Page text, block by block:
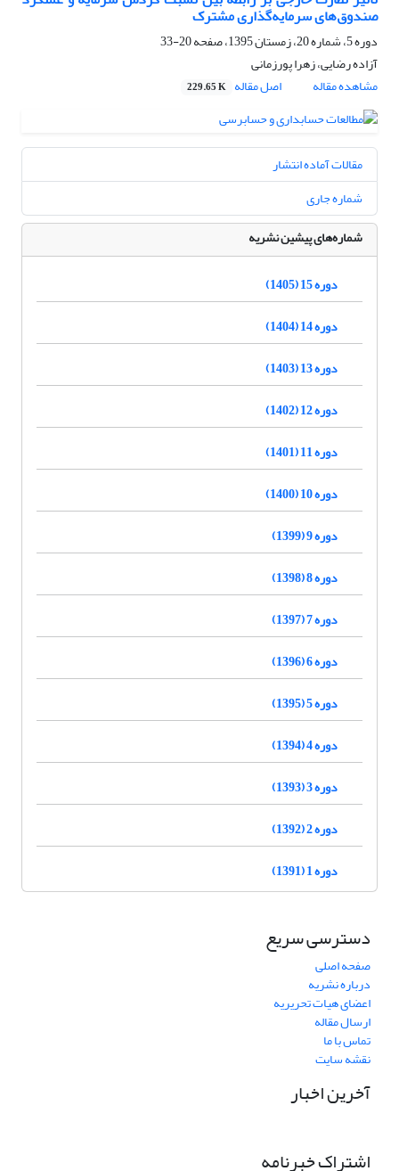
صندوق‌های سرمایه‌گذاری مشترک
دوره 5، شماره 20، زمستان 1395، صفحه
20-33
آزاده رضایی، زهرا پورزمانی
مشاهده مقاله
اصل مقاله 229.65 K
مقالات آماده انتشار
شماره جاری
شماره‌های پیشین نشریه
دوره 15 (1405)
دوره 14 (1404)
دوره 13 (1403)
دوره 12 (1402)
دوره 11 (1401)
دوره 10 (1400)
دوره 9 (1399)
دوره 8 (1398)
دوره 7 (1397)
دوره 6 (1396)
دوره 5 (1395)
دوره 4 (1394)
دوره 3 (1393)
دوره 2 (1392)
دوره 1 (1391)
دسترسی سریع
صفحه اصلی
درباره نشریه
اعضای هیات تحریریه
ارسال مقاله
تماس با ما
نقشه سایت
آخرین اخبار
اشتراک خبرنامه